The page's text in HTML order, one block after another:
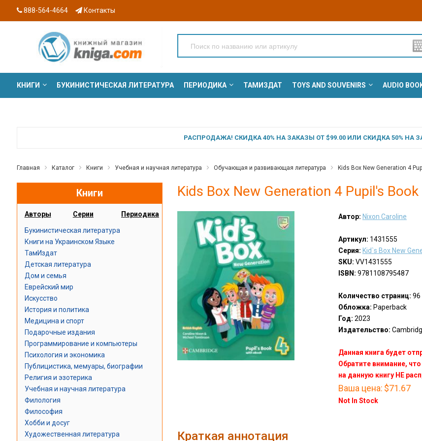
888-564-4664 Контакты
КНИГИ БУКИНИСТИЧЕСКАЯ ЛИТЕРАТУРА ПЕРИОДИКА ТАМИЗДАТ TOYS AND SOUVENIRS AUDIO
РАСПРОДАЖА! СКИДКА 40% НА ЗАКАЗЫ ОТ $99.00 ИЛИ СКИДКА 50% НА
Главная Каталог Книги Учебная и научная литература Обучающая и развивающая литература Kids Box New Generation 4
Книги
Авторы Серии Периодика
Букинистическая литература
Книги на Украинском Языке
ТамИздат
Детская литература
Дом и семья
Еврейский мир
Искусство
История и политика
Медицина и спорт
Подарочные издания
Программирование и компьютеры
Психология и экономика
Публицистика, мемуары, биографии
Религия и эзотерика
Учебная и научная литература
Филология
Философия
Хобби и досуг
Художественная литература
Kids Box New Generation 4 Pupil's
Автор: Nixon Caroline
Артикул: 1431555
Серия: Kid`s Box New
SKU: VV1431555
ISBN: 9781108795487
Количество страниц: 96
Обложка: Paperback
Год: 2023
Издательство:
Данная книга будет
Обратите внимание,
на данную книгу НЕ
Ваша цена: $71.67
Not In Stock
Краткая аннотация